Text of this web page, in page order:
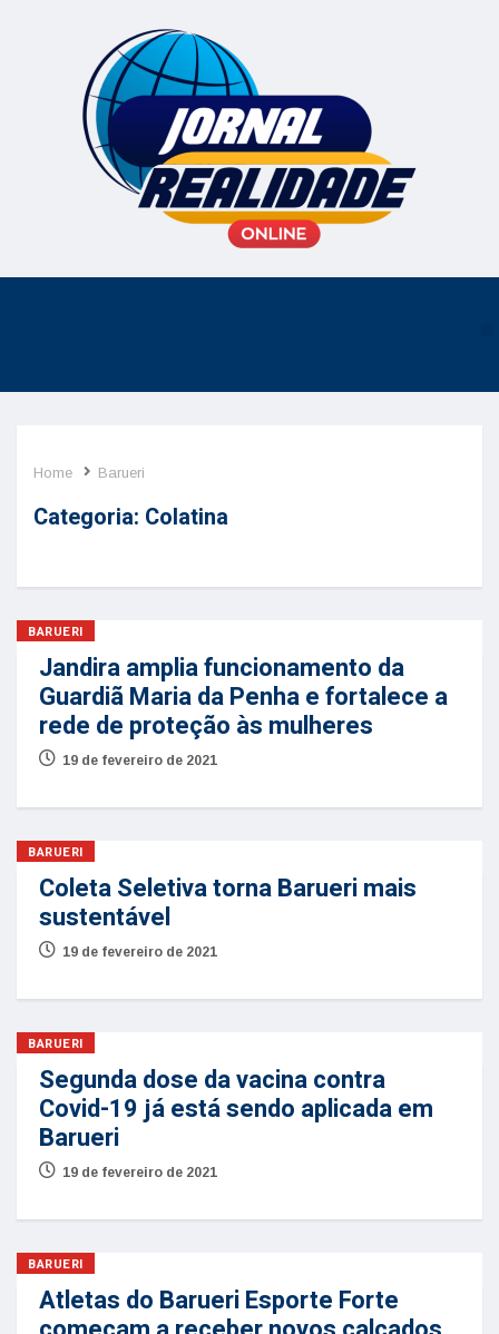
Home Barueri
Categoria: Colatina
BARUERI
Jandira amplia funcionamento da
Guardiã Maria da Penha e fortalece a
rede de proteção às mulheres
19 de fevereiro de 2021
BARUERI
Coleta Seletiva torna Barueri mais
sustentável
19 de fevereiro de 2021
BARUERI
Segunda dose da vacina contra
Covid-19 já está sendo aplicada em
Barueri
19 de fevereiro de 2021
BARUERI
Atletas do Barueri Esporte Forte